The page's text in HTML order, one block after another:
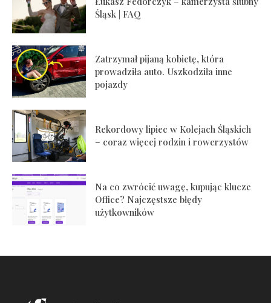
Śląsk | FAQ
Zatrzymał pijaną kobietę, która
prowadziła auto. Uszkodziła inne
pojazdy
Rekordowy lipiec w Kolejach Śląskich
– coraz więcej rodzin i rowerzystów
Na co zwrócić uwagę, kupując klucze
Office? Najczęstsze błędy
użytkowników